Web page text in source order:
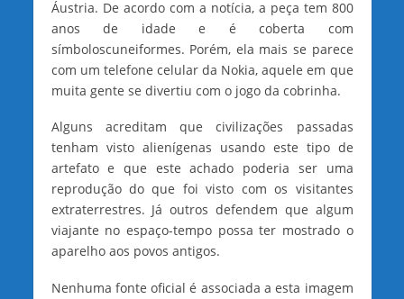
Áustria. De acordo com a notícia, a peça tem 800
anos de idade e é coberta com
símboloscuneiformes. Porém, ela mais se parece
com um telefone celular da Nokia, aquele em que
muita gente se divertiu com o jogo da cobrinha.
Alguns acreditam que civilizações passadas
tenham visto alienígenas usando este tipo de
artefato e que este achado poderia ser uma
reprodução do que foi visto com os visitantes
extraterrestres. Já outros defendem que algum
viajante no espaço-tempo possa ter mostrado o
aparelho aos povos antigos.
Nenhuma fonte oficial é associada a esta imagem